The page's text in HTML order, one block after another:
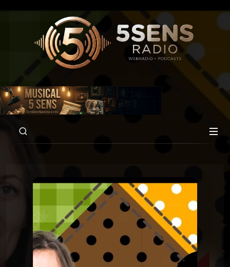
C'était mieux après
CMA du 21 mars 2023